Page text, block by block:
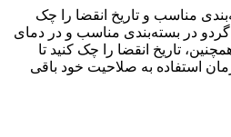
مناسب و تاریخ انقضا را چک
در بسته‌بندی مناسب و در دمای
تاریخ انقضا را چک کنید تا
استفاده به صلاحیت خود باقی